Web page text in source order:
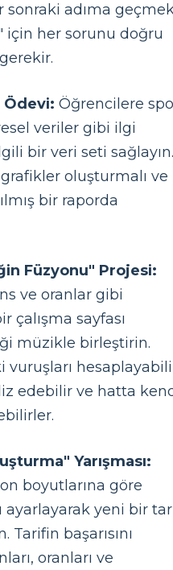
adıma
için her sorunu doğru
Ödevi: Öğrencilere
veriler gibi ilgi
bir veri seti sağlayın.
oluşturmalı ve
bir raporda
Füzyonu" Projesi:
ve oranlar gibi
çalışma sayfası
müzikle birleştirin.
edebilir ve hatta
Yarışması:
boyutlarına göre
ayarlayarak yeni bir
Tarifin başarısını
oranları ve